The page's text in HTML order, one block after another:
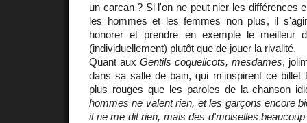
un carcan ? Si l'on ne peut nier les différences
les hommes et les femmes non plus, il
honorer et prendre en exemple le meilleur
(individuellement) plutôt que de jouer la rivalité.
Quant aux Gentils coquelicots, mesdames,
dans sa salle de bain, qui m'inspirent ce billet
plus rouges que les paroles de la chanson
hommes ne valent rien, et les garçons encore
il ne me dit rien, mais des d'moiselles beaucoup